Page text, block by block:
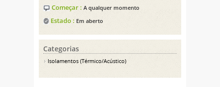
Começar : A qualquer momento
Estado : Em aberto
Categorias
Isolamentos (Térmico/Acústico)